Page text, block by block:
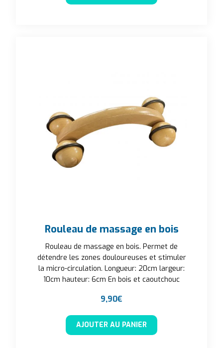
Rouleau de massage en bois
Rouleau de massage en bois. Permet de
détendre les zones douloureuses et stimuler
la micro-circulation. Longueur: 20cm largeur:
10cm hauteur: 6cm En bois et caoutchouc
9,90€
AJOUTER AU PANIER